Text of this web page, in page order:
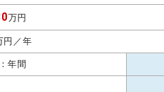
万円
円／年
年間